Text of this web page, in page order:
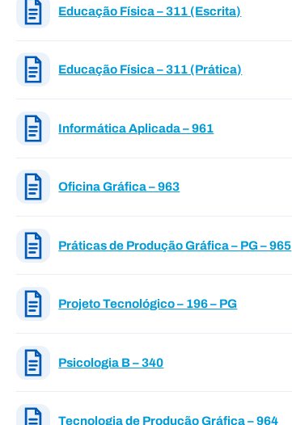
Educação Física – 311 (Escrita)
Educação Física – 311 (Prática)
Informática Aplicada – 961
Oficina Gráfica – 963
Práticas de Produção Gráfica – PG – 965
Projeto Tecnológico – 196 – PG
Psicologia B – 340
Tecnologia de Produção Gráfica – 964